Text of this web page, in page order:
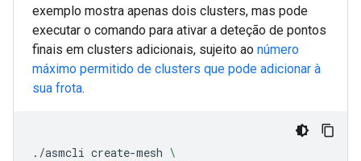
exemplo mostra apenas dois clusters, mas pode
executar o comando para ativar a deteção de pontos
finais em clusters adicionais, sujeito ao número
máximo permitido de clusters que pode adicionar à
sua frota.
./asmcli create-mesh \